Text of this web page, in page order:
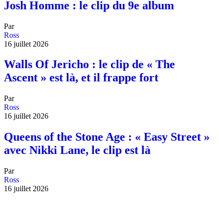
Josh Homme : le clip du 9e album
Par
Ross
16 juillet 2026
Walls Of Jericho : le clip de « The
Ascent » est là, et il frappe fort
Par
Ross
16 juillet 2026
Queens of the Stone Age : « Easy Street »
avec Nikki Lane, le clip est là
Par
Ross
16 juillet 2026